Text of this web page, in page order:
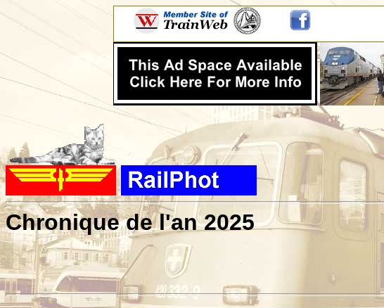
Chronique de l'an 2025